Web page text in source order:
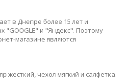
в Днепре более 15 лет и
"GOOGLE" и "Яндекс". Поэтому
магазине являются
жесткий, чехол мягкий и салфетка.